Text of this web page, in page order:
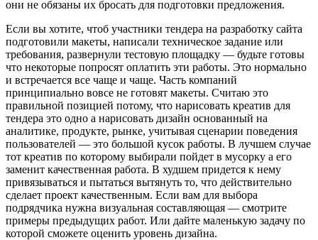
они не обязаны их бросать для подготовки предложения.
Если вы хотите, чтоб участники тендера на разработку сайта
подготовили макеты, написали техническое задание или
требования, развернули тестовую площадку — будьте готовы
что некоторые попросят оплатить эти работы. Это нормально
и встречается все чаще и чаще. Часть компаний
принципиально вовсе не готовят макеты. Считаю это
правильной позицией потому, что нарисовать креатив для
тендера это одно а нарисовать дизайн основанный на
аналитике, продукте, рынке, учитывая сценарии поведения
пользователей — это большой кусок работы. В лучшем случае
тот креатив по которому выбирали пойдет в мусорку а его
заменит качественная работа. В худшем придется к нему
привязываться и пытаться вытянуть то, что действительно
сделает проект качественным. Если вам для выбора
подрядчика нужна визуальная составляющая — смотрите
примеры предыдущих работ. Или дайте маленькую задачу по
которой сможете оценить уровень дизайна.